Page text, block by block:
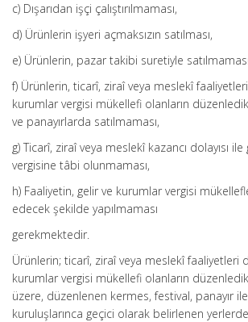
c) Dışarıdan işçi çalıştırılmaması,
d) Ürünlerin işyeri açmaksızın satılması,
e) Ürünlerin, pazar takibi suretiyle
f) Ürünlerin, ticarî, ziraî veya meslekî faaliyetleri
kurumlar vergisi mükellefi olanların
ve panayırlarda satılmaması,
g) Ticarî, ziraî veya meslekî kazancı dolayısı
vergisine tâbi olunmaması,
h) Faaliyetin, gelir ve kurumlar vergisi
edecek şekilde yapılmaması
gerekmektedir.
Ürünlerin; ticarî, ziraî veya meslekî faaliyetleri
kurumlar vergisi mükellefi olanların
üzere, düzenlenen kermes, festival, panayır
kuruluşlarınca geçici olarak belirlenen yerlerde